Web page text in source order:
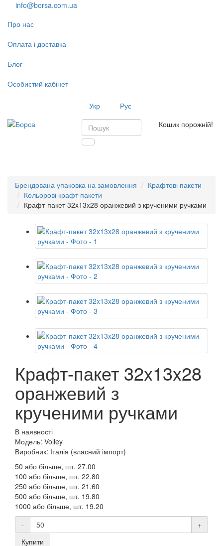
info@borsa.com.ua
Про нас
Оплата і доставка
Блог
Особистий кабінет
Укр
Рус
Кошик порожній!
Брендована упаковка на замовлення
Крафтові пакети
Кольорові крафт пакети
Крафт-пакет 32x13x28 оранжевий з крученими ручками
Крафт-пакет 32x13x28
оранжевий з
крученими ручками
В наявності
Модель: Volley
Виробник: Італія (власний імпорт)
50 або більше, шт. 27.00
100 або більше, шт. 22.80
250 або більше, шт. 21.60
500 або більше, шт. 19.80
1000 або більше, шт. 19.20
-
+
Купити